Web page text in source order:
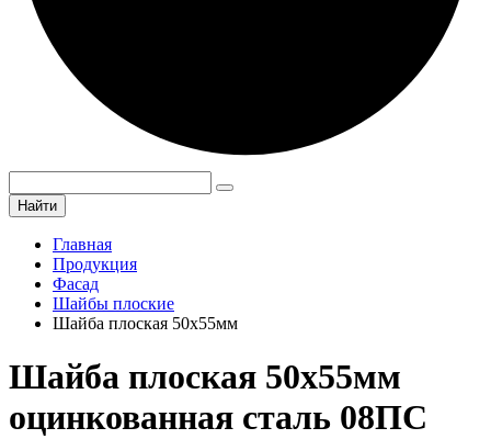
Найти
Главная
Продукция
Фасад
Шайбы плоские
Шайба плоская 50х55мм
Шайба плоская 50х55мм
оцинкованная сталь 08ПС